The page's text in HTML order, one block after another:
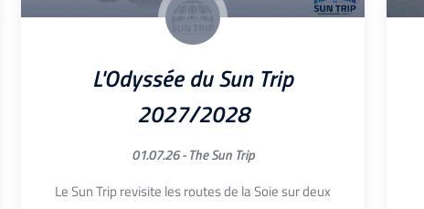
L'Odyssée du Sun Trip
2027/2028
01.07.26 -The Sun Trip
Le Sun Trip revisite les routes de la Soie sur deux